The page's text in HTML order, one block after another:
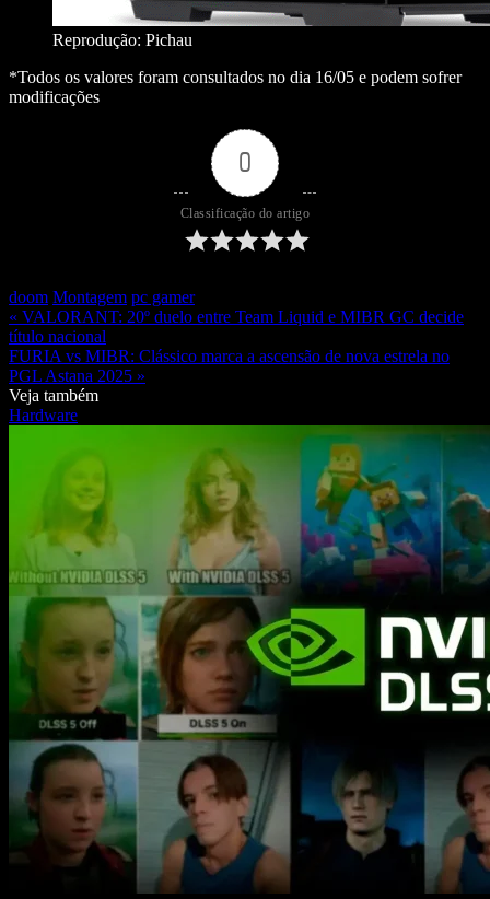
Reprodução: Pichau
*Todos os valores foram consultados no dia 16/05 e podem sofrer
modificações
0
Classificação do artigo
doom Montagem pc gamer
« VALORANT: 20º duelo entre Team Liquid e MIBR GC decide
título nacional
FURIA vs MIBR: Clássico marca a ascensão de nova estrela no
PGL Astana 2025 »
Veja também
Hardware